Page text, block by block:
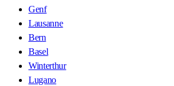
Genf
Lausanne
Bern
Basel
Winterthur
Lugano